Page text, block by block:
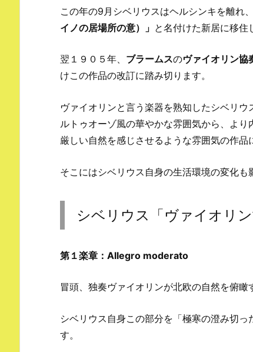
この年の9月シベリウスはヘルシンキを離れ
イノの居場所の意）」 と名付けた新居に移住
翌１９０５年、 ブラームスのヴァイオリン協
けこの作品の改訂に踏み切ります。
ヴァイオリンと言う楽器を熟知したシベリ
ルトゥオーゾ風の華やかな雰囲気から、よ
厳しい自然を感じさせるような雰囲気の作品
そこにはシベリウス自身の生活環境の変化も
シベリウス「ヴァイオリ
第１楽章：Allegro moderato
冒頭、独奏ヴァイオリンが北欧の自然を俯瞰
シベリウス自身この部分を「極寒の澄み切
す。